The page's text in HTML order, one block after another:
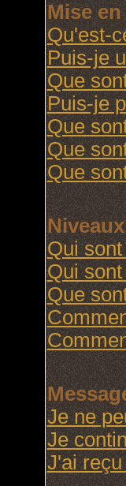
Mise
Qu'est-
Puis-je
Que
Puis-je
Que
Que
Que
Qui
Qui
Que
Je ne
Je
J'ai